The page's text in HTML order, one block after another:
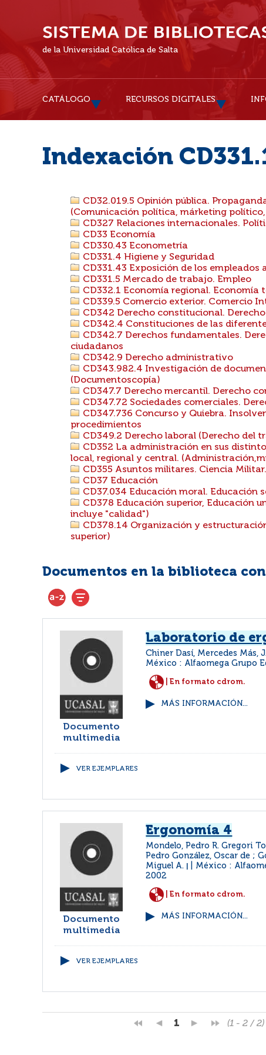
de la Universidad Católica de Salta
CATÁLOGO RECURSOS DIGITALES
Indexación
CD32.019.5 Opinión pública.
(Comunicación política, márketing
CD327 Relaciones internacionales.
CD33 Economía
CD330.43 Econometría
CD331.4 Higiene y Seguridad
CD331.43 Exposición de los
CD331.5 Mercado de trabajo. Empleo
CD332.1 Economía regional. Economía
CD339.5 Comercio exterior. Comercio
CD342 Derecho constitucional.
CD342.4 Constituciones de las
CD342.7 Derechos fundamentales.
ciudadanos
CD342.9 Derecho administrativo
CD343.982.4 Investigación de
(Documentoscopía)
CD347.7 Derecho mercantil. Derecho
CD347.72 Sociedades comerciales.
CD347.736 Concurso y Quiebra.
procedimientos
CD349.2 Derecho laboral (Derecho del
CD352 La administración en sus
local, regional y central.
CD355 Asuntos militares. Ciencia
CD37 Educación
CD37.034 Educación moral. Educación
CD378 Educación superior, Educación
incluye "calidad")
CD378.14 Organización y
superior)
Documentos en la biblioteca
Documento
multimedia
Laboratorio de
Chiner Dasí, Mercedes Más,
México : Alfaomega Grupo
| En formato cdrom.
MÁS INFORMACIÓN...
VER EJEMPLARES
Documento
multimedia
Ergonomía 4
Mondelo, Pedro R. Gregori
Pedro González, Oscar de ;
Miguel A.
México :
2002
| En formato cdrom.
MÁS INFORMACIÓN...
VER EJEMPLARES
1 (1 - 2 / 2)